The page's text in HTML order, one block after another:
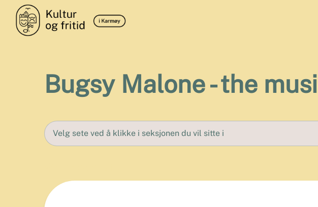
Bugsy Malone - the
Velg sete ved å klikke i seksjonen du vil sitte i